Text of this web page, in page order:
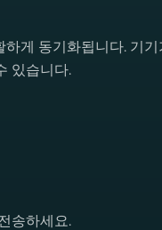
게 동기화됩니다. 기기
있습니다.
송하세요.